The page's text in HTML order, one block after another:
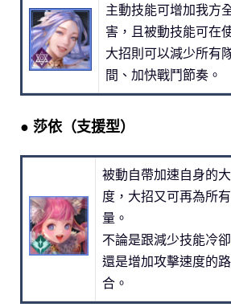
主動技能可增加我方
害，且被動技能可在
大招則可以減少所有
間、加快戰鬥節奏。
● 莎依（支援型）
被動自帶加速自身的
度，大招又可再為所
量。
不論是跟減少技能冷
還是增加攻擊速度的
合。